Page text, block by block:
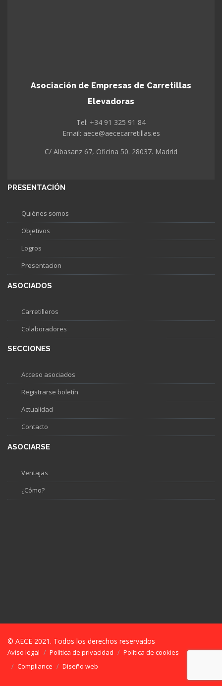
Asociación de Empresas de Carretillas
Elevadoras
Tel: +34 91 325 91 84
Email: aece@aececarretillas.es
C/ Albasanz 67, Oficina 50. 28037. Madrid
PRESENTACIÓN
Quiénes somos
Objetivos
Logros
Presentacion
ASOCIADOS
Carretilleros
Colaboradores
SECCIONES
Acceso asociados
Registrarse boletín
Actualidad
Contacto
ASOCIARSE
Ventajas
¿Cómo?
© AECE 2021. Todos los derechos reservados
Aviso legal Política de privacidad
Política de cookies
Compliance
Diseño web